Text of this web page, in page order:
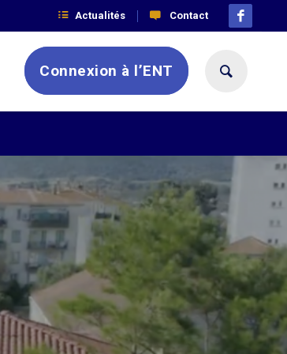
Actualités Contact
Connexion à l’ENT